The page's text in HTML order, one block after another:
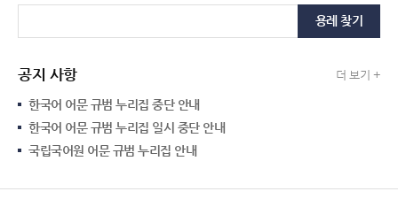
용례 찾기
공지 사항 더 보기 +
한국어 어문 규범 누리집 중단 안내
한국어 어문 규범 누리집 일시 중단 안내
국립국어원 어문 규범 누리집 안내